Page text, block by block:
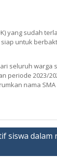
sudah
untuk
seluruh warga
periode 2023/
nama SMA
siswa